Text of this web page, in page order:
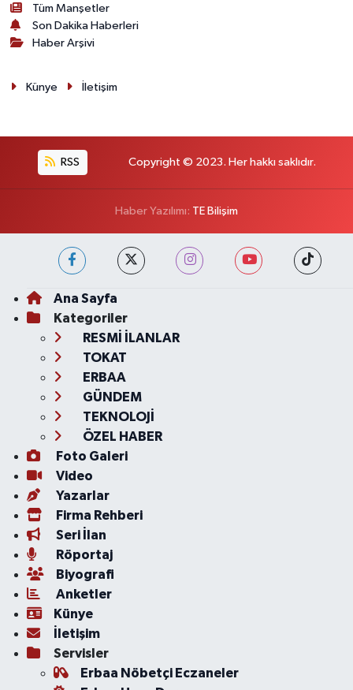
Tüm Manşetler
Son Dakika Haberleri
Haber Arşivi
Künye İletişim
RSS Copyright © 2023. Her hakkı saklıdır.
Haber Yazılımı: TE Bilişim
Ana Sayfa
Kategoriler
RESMİ İLANLAR
TOKAT
ERBAA
GÜNDEM
TEKNOLOJİ
ÖZEL HABER
Foto Galeri
Video
Yazarlar
Firma Rehberi
Seri İlan
Röportaj
Biyografi
Anketler
Künye
İletişim
Servisler
Erbaa Nöbetçi Eczaneler